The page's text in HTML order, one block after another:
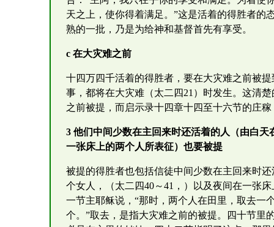
天之上，使你得着满足。”这是活着的得胜者的
熟的一批，乃是为给神和基督首先有享受。
c 在大灾难之前
十四万四千活着的得胜者，要在大灾难之前被
事，都将在大灾难（太二四21）时发生。这清
之前被提，而启示录十四章十四至十六节的庄
3 他们中间少数在主回来时还活着的人（由白
一张床上的两个人所表征）也要被提
被提的得胜者也包括信徒中间少数在主回来时
个女人，（太二四40～41，）以及夜间在一张
一节主耶稣说，“那时，两个人在田里，取去一
个。”取去，是指大灾难之前的被提。四十节里